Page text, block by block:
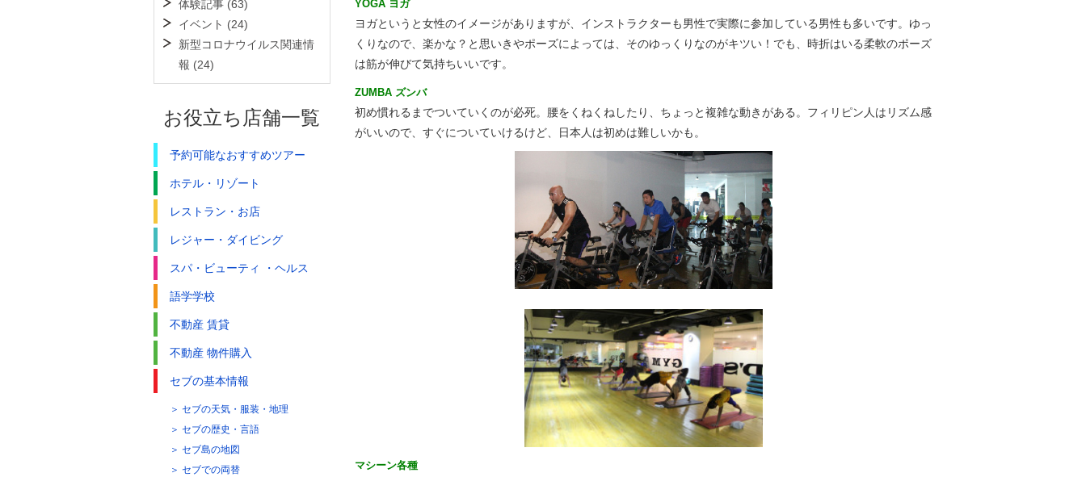
YOGA ヨガ
ヨガというと女性のイメージがありますが、インストラクターも男性で実際に参加している男性も多いです。ゆっ
くりなので、楽かな？と思いきやポーズによっては、そのゆっくりなのがキツい！でも、時折はいる柔軟のポーズ
は筋が伸びて気持ちいいです。
ZUMBA ズンバ
初め慣れるまでついていくのが必死。腰をくねくねしたり、ちょっと複雑な動きがある。フィリピン人はリズム感
がいいので、すぐについていけるけど、日本人は初めは難しいかも。
マシーン各種
体験記事 (63)
イベント (24)
新型コロナウイルス関連情
報 (24)
お役立ち店舗一覧
予約可能なおすすめツアー
ホテル・リゾート
レストラン・お店
レジャー・ダイビング
スパ・ビューティ ・ヘルス
語学学校
不動産 賃貸
不動産 物件購入
セブの基本情報
セブの天気・服装・地理
セブの歴史・言語
セブ島の地図
セブでの両替